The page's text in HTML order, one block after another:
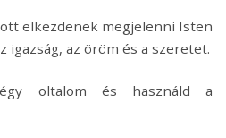
elkezdenek megjelenni Isten
igazság, az öröm és a szeretet.
oltalom és használd a